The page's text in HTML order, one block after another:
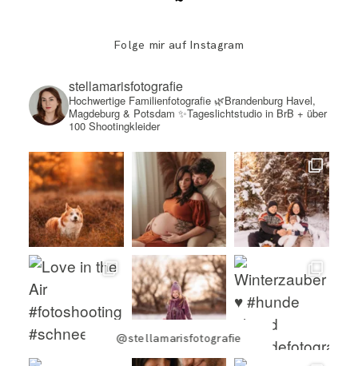
Folge mir auf Instagram
@stellamarisfotografie
stellamarisfotografie
Hochwertige Familienfotografie🌿Brandenburg Havel,
Magdeburg & Potsdam ✨Tageslichtstudio in BrB + über
100 Shootingkleider